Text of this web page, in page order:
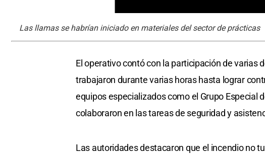
Las llamas se habrían iniciado en materiales del sector de prácticas
El operativo contó con la participación de varias
trabajaron durante varias horas hasta lograr
equipos especializados como el Grupo Especial
colaboraron en las tareas de seguridad y
Las autoridades destacaron que el incendio no